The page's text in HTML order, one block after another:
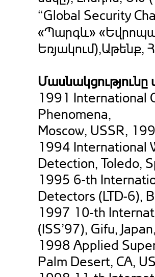
“Global Security
«Պարգև»
1991 International
Phenomena,
Moscow, USSR,
1994 International
Detection, Toledo,
1995 6-th
Detectors (LTD-6),
1997 10-th
(ISS’97), Gifu,
1998 Applied
Palm Desert, CA,